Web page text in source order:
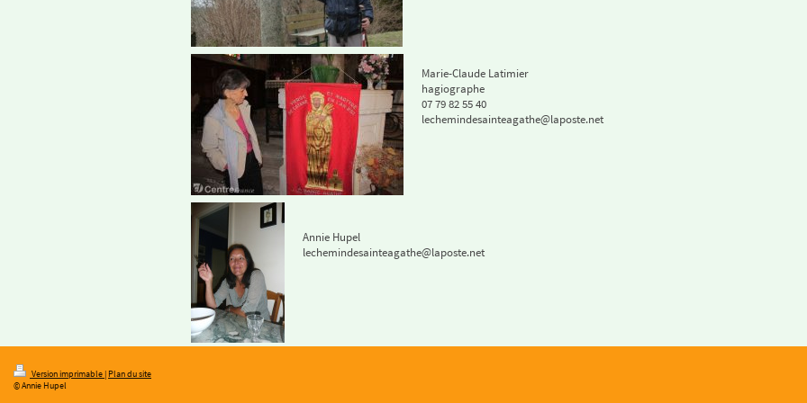
Marie-Claude Latimier
hagiographe
07 79 82 55 40
lechemindesainteagathe@laposte.net
Annie Hupel
lechemindesainteagathe@laposte.net
Version imprimable | Plan du site
© Annie Hupel